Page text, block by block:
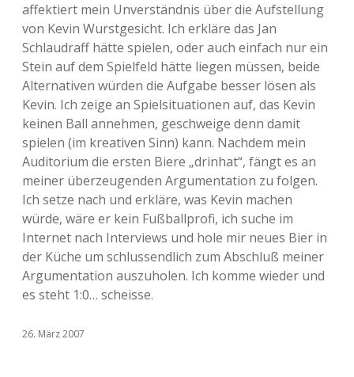
affektiert mein Unverständnis über die Aufstellung
von Kevin Wurstgesicht. Ich erkläre das Jan
Schlaudraff hätte spielen, oder auch einfach nur ein
Stein auf dem Spielfeld hätte liegen müssen, beide
Alternativen würden die Aufgabe besser lösen als
Kevin. Ich zeige an Spielsituationen auf, das Kevin
keinen Ball annehmen, geschweige denn damit
spielen (im kreativen Sinn) kann. Nachdem mein
Auditorium die ersten Biere „drinhat“, fängt es an
meiner überzeugenden Argumentation zu folgen.
Ich setze nach und erkläre, was Kevin machen
würde, wäre er kein Fußballprofi, ich suche im
Internet nach Interviews und hole mir neues Bier in
der Küche um schlussendlich zum Abschluß meiner
Argumentation auszuholen. Ich komme wieder und
es steht 1:0… scheisse.
26. März 2007